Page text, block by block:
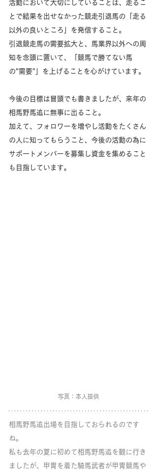
活動において大切にしていることは、走るこ
とで結果を出せなかった競走引退馬の「走る
以外の良いところ」を発信すること。
引退競走馬の需要拡大と、馬業界以外への周
知を念頭に置いて、「競馬で勝てない馬
の"需要"」を上げることを心がけています。
今後の目標は冒頭でも書きましたが、来年の
相馬野馬追に無事に出ること。
加えて、フォロワーを増やし活動をたくさん
の人に知ってもらうこと、今後の活動の為に
サポートメンバーを募集し資金を集めること
も目指しています。
写真：本人提供
相馬野馬追出場を目指しておられるのです
ね。
私も去年の夏に初めて相馬野馬追を観に行き
ましたが、甲冑を着た騎馬武者が甲冑競馬や